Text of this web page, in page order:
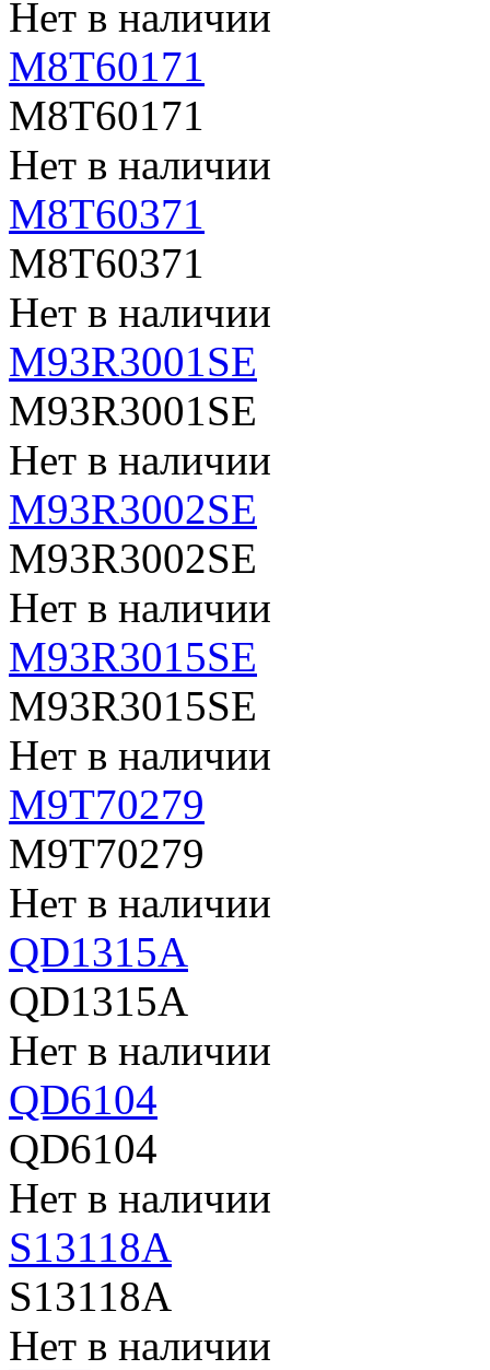
Нет в наличии
M8T60171
M8T60171
Нет в наличии
M8T60371
M8T60371
Нет в наличии
M93R3001SE
M93R3001SE
Нет в наличии
M93R3002SE
M93R3002SE
Нет в наличии
M93R3015SE
M93R3015SE
Нет в наличии
M9T70279
M9T70279
Нет в наличии
QD1315A
QD1315A
Нет в наличии
QD6104
QD6104
Нет в наличии
S13118A
S13118A
Нет в наличии